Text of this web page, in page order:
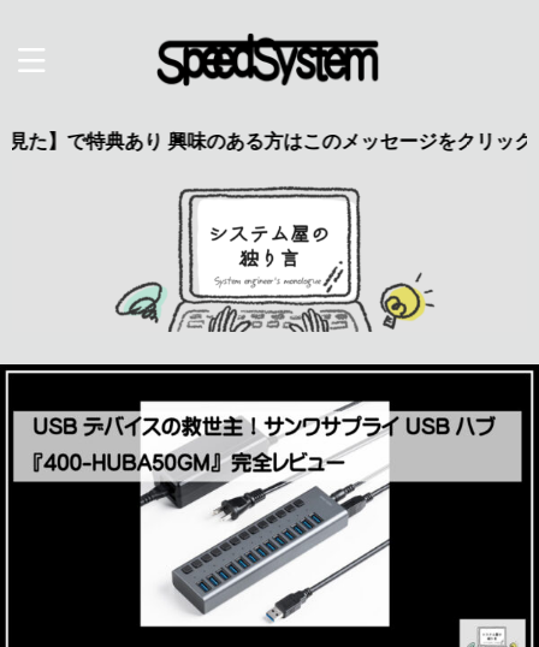
り 興味のある方はこのメッセージをクリック